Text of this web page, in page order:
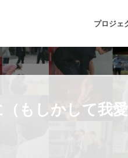
プロジェ
注目のリターン
（もしかして我